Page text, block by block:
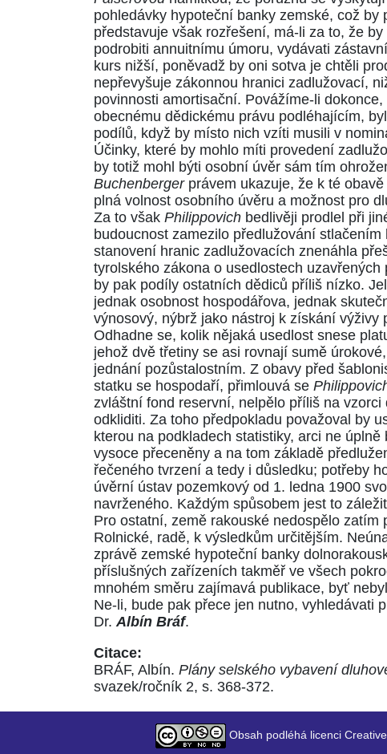
pohledávky hypoteční banky zemské, což
představuje však rozřešení, má-li za to, že
podrobiti annuitnímu úmoru, vydávati
kurs nižší, poněvadž by oni sotva je chtěli
nepřevyšuje zákonnou hranici zadlužovací,
povinnosti amortisační. Povážíme-li
obecnému dědickému právu podléhajícím,
podílů, když by místo nich vzíti musili v
Účinky, které by mohlo míti provedení
by totiž mohl býti osobní úvěr sám tím
Buchenbergerprávem ukazuje, že k té
plná volnost osobního úvěru a možnost pro
Za to však Philippovich bedlivěji prodlel při
budoucnost zamezilo předlužování
stanovení hranic zadlužovacích znenáhla
tyrolského zákona o usedlostech
by pak podíly ostatních dědiců příliš nízko.
jednak osobnost hospodářova, jednak
výnosový, nýbrž jako nástroj k získání výživy
Odhadne se, kolik nějaká usedlost snese
jehož dvě třetiny se asi rovnají sumě
jednání pozůstalostním. Z obavy před
statku se hospodaří, přimlouvá se
zvláštní fond reservní, nelpělo příliš na
odkliditi. Za toho předpokladu považoval by
kterou na podkladech statistiky, arci ne
vysoce přeceněny a na tom základě
řečeného tvrzení a tedy i důsledku; potřeby
úvěrní ústav pozemkový od 1. ledna 1900
navrženého. Každým spůsobem jest to
Pro ostatní, země rakouské nedospělo
Rolnické, radě, k výsledkům určitějším.
zprávě zemské hypoteční banky
příslušných zařízeních takměř ve všech
mnohém směru zajímavá publikace, byť
Ne-li, bude pak přece jen nutno, vyhledávati
Dr.Albín Bráf.
Citace:
BRÁF, Albín. Plány selského vybavení
svazek/ročník 2, s. 368-372.
Obsah podléhá licenci